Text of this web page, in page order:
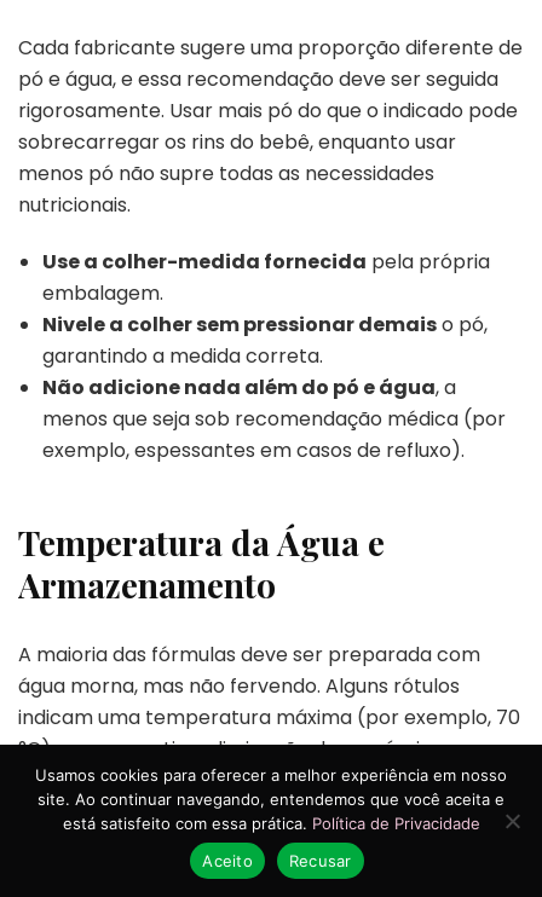
Cada fabricante sugere uma proporção diferente de
pó e água, e essa recomendação deve ser seguida
rigorosamente. Usar mais pó do que o indicado pode
sobrecarregar os rins do bebê, enquanto usar
menos pó não supre todas as necessidades
nutricionais.
Use a colher-medida fornecida pela própria
embalagem.
Nivele a colher sem pressionar demaiso pó,
garantindo a medida correta.
Não adicione nada além do pó e água, a
menos que seja sob recomendação médica (por
exemplo, espessantes em casos de refluxo).
Temperatura da Água e
Armazenamento
A maioria das fórmulas deve ser preparada com
água morna, mas não fervendo. Alguns rótulos
indicam uma temperatura máxima (por exemplo, 70
°C) para garantir a eliminação de possíveis
bactérias sem destruir os nutrientes.
Após o preparo, a fórmula deve ser consumida
se estiver em temperatura
Usamos cookies para oferecer a melhor experiência em nosso
site. Ao continuar navegando, entendemos que você aceita e
está satisfeito com essa prática. Política de Privacidade
Aceito
Recusar